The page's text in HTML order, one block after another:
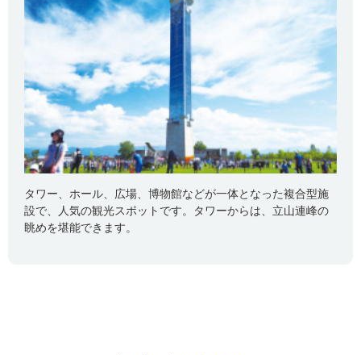
タワー、ホール、広場、博物館などが一体となった複合型施
設で、人気の観光スポットです。タワーからは、立山連峰の
眺めを堪能できます。